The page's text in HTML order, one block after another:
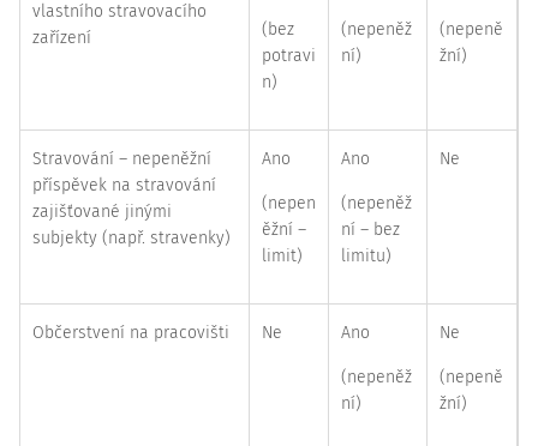
vlastního stravovacího
zařízení
(bez
potravi
n)
(nepeněž
ní)
(nepeně
žní)
Stravování – nepeněžní
příspěvek na stravování
zajišťované jinými
subjekty (např. stravenky)
Ano
(nepen
ěžní –
limit)
Ano
(nepeněž
ní – bez
limitu)
Ne
Občerstvení na pracovišti Ne Ano
(nepeněž
ní)
Ne
(nepeně
žní)